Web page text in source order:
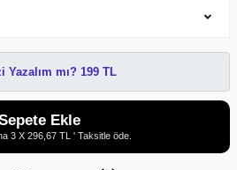
Yazalım mı? 199 TL
Ekle
3 X 296,67 TL ' Taksitle öde.